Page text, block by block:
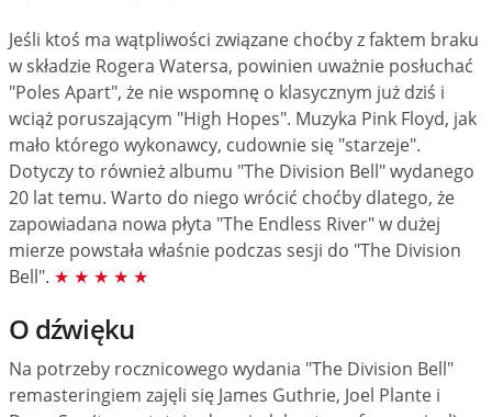
Jeśli ktoś ma wątpliwości związane choćby z faktem braku
w składzie Rogera Watersa, powinien uważnie posłuchać
"Poles Apart", że nie wspomnę o klasycznym już dziś i
wciąż poruszającym "High Hopes". Muzyka Pink Floyd, jak
mało którego wykonawcy, cudownie się "starzeje".
Dotyczy to również albumu "The Division Bell" wydanego
20 lat temu. Warto do niego wrócić choćby dlatego, że
zapowiadana nowa płyta "The Endless River" w dużej
mierze powstała właśnie podczas sesji do "The Division
Bell". ★ ★ ★ ★ ★
O dźwięku
Na potrzeby rocznicowego wydania "The Division Bell"
remasteringiem zajęli się James Guthrie, Joel Plante i